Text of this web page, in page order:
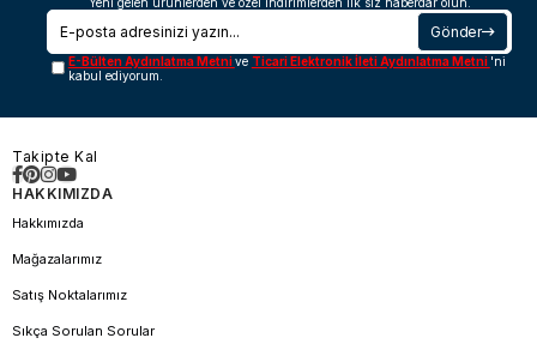
Gönder
E-Bülten Aydınlatma Metnive Ticari Elektronik İleti Aydınlatma Metni 'ni
kabul ediyorum.
Takipte Kal
HAKKIMIZDA
Hakkımızda
Mağazalarımız
Satış Noktalarımız
Sıkça Sorulan Sorular